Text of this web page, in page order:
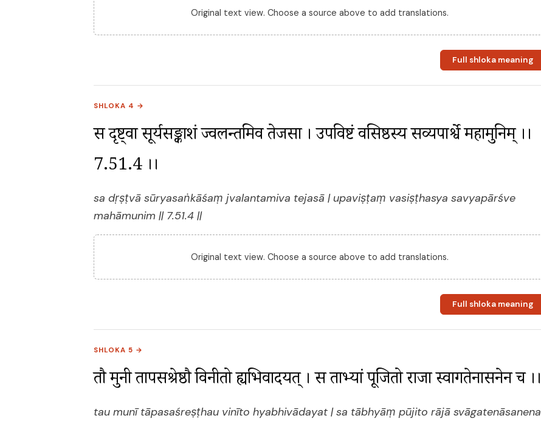
Original text view. Choose a source above to add translations.
Full shloka meaning
SHLOKA 4 →
स दृष्ट्वा सूर्यसङ्काशं ज्वलन्तमिव तेजसा । उपविष्टं वसिष्ठस्य सव्यपार्श्वे महामुनिम् ।।
7.51.4 ।।
sa dṛṣṭvā sūryasaṅkāśaṃ jvalantamiva tejasā | upaviṣṭaṃ vasiṣṭhasya savyapārśve
mahāmunim || 7.51.4 ||
Original text view. Choose a source above to add translations.
Full shloka meaning
SHLOKA 5 →
तौ मुनी तापसश्रेष्ठौ विनीतो ह्यभिवादयत् । स ताभ्यां पूजितो राजा स्वागतेनासनेन च ।।
tau munī tāpasaśreṣṭhau vinīto hyabhivādayat | sa tābhyāṃ pūjito rājā svāgatenāsanena